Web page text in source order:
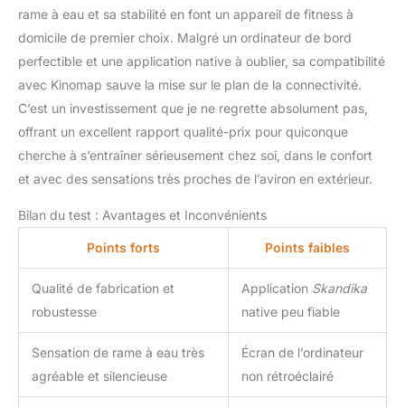
rame à eau et sa stabilité en font un appareil de fitness à
domicile de premier choix. Malgré un ordinateur de bord
perfectible et une application native à oublier, sa compatibilité
avec Kinomap sauve la mise sur le plan de la connectivité.
C’est un investissement que je ne regrette absolument pas,
offrant un excellent rapport qualité-prix pour quiconque
cherche à s’entraîner sérieusement chez soi, dans le confort
et avec des sensations très proches de l’aviron en extérieur.
Bilan du test : Avantages et Inconvénients
Points forts Points faibles
Qualité de fabrication et
robustesse
Application Skandika
native peu fiable
Sensation de rame à eau très
agréable et silencieuse
Écran de l’ordinateur
non rétroéclairé